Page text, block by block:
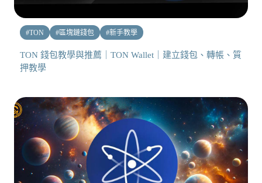
#TON #區塊鏈錢包 #新手教學
TON 錢包教學與推薦｜TON Wallet｜建立錢包、轉帳、質
押教學